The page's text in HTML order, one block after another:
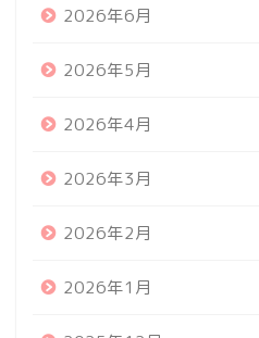
2026年6月
2026年5月
2026年4月
2026年3月
2026年2月
2026年1月